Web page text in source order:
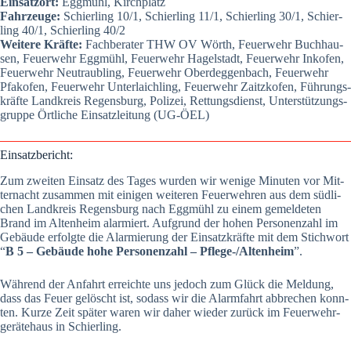
Fahr­zeu­ge: Schier­ling 10/1, Schier­ling 11/1, Schier­ling 30/1, Schier­
ling 40/1, Schier­ling 40/2
Wei­te­re Kräf­te: Fach­be­ra­ter THW OV Wörth, Feu­er­wehr Buch­hau­
sen, Feu­er­wehr Egg­mühl, Feu­er­wehr Hagel­stadt, Feu­er­wehr Inkofen,
Feu­er­wehr Neu­traub­ling, Feu­er­wehr Oberdeg­gen­bach, Feu­er­wehr
Pfakofen, Feu­er­wehr Unter­laich­ling, Feu­er­wehr Zaitz­kofen, Füh­rungs­
kräf­te Land­kreis Regens­burg, Poli­zei, Ret­tungs­dienst, Unter­stüt­zungs­
grup­pe Ört­li­che Ein­satz­lei­tung (UG-ÖEL)
Ein­satz­be­richt:
Zum zwei­ten Ein­satz des Tages wur­den wir weni­ge Minu­ten vor Mit­
ter­nacht zusam­men mit eini­gen wei­te­ren Feu­er­weh­ren aus dem süd­li­
chen Land­kreis Regens­burg nach Egg­mühl zu einem gemel­de­ten
Brand im Alten­heim alar­miert. Auf­grund der hohen Per­so­nen­zahl im
Gebäu­de erfolg­te die Alar­mie­rung der Ein­satz­kräf­te mit dem Stich­wort
“B 5 – Gebäu­de hohe Per­so­nen­zahl – Pfle­ge-/Al­ten­heim”.
Wäh­rend der Anfahrt erreich­te uns jedoch zum Glück die Mel­dung,
dass das Feu­er gelöscht ist, sodass wir die Alarm­fahrt abbre­chen konn­
ten. Kur­ze Zeit spä­ter waren wir daher wie­der zurück im Feu­er­wehr­
ge­rä­te­haus in Schier­ling.